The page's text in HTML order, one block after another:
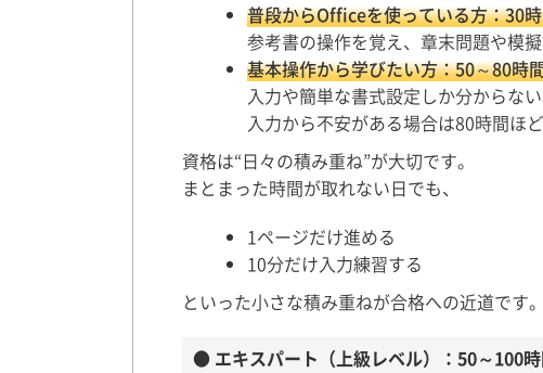
普段からOfficeを使っている方：30
参考書の操作を覚え、章末問題や模
基本操作から学びたい方：50～80時
入力や簡単な書式設定しか分からな
入力から不安がある場合は80時間ほ
資格は“日々の積み重ね”が大切です。
まとまった時間が取れない日でも、
1ページだけ進める
10分だけ入力練習する
といった小さな積み重ねが合格への近道です。
● エキスパート（上級レベル）：50～100